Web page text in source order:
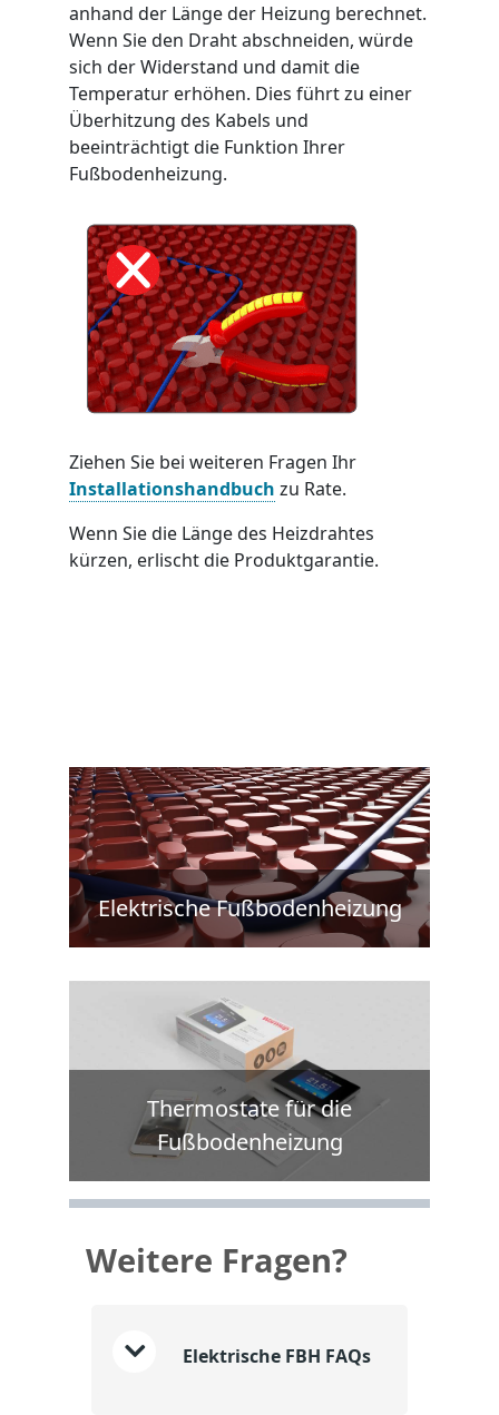
anhand der Länge der Heizung berechnet.
Wenn Sie den Draht abschneiden, würde
sich der Widerstand und damit die
Temperatur erhöhen. Dies führt zu einer
Überhitzung des Kabels und
beeinträchtigt die Funktion Ihrer
Fußbodenheizung.
Ziehen Sie bei weiteren Fragen Ihr
Installationshandbuch zu Rate.
Wenn Sie die Länge des Heizdrahtes
kürzen, erlischt die Produktgarantie.
Elektrische Fußbodenheizung
Thermostate für die
Fußbodenheizung
Weitere Fragen?
Elektrische FBH FAQs